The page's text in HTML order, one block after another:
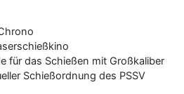
für das Schießen mit Großkaliber
Schießordnung des PSSV